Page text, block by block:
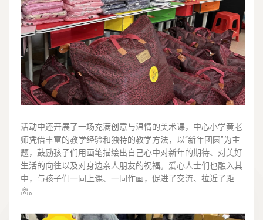
活动中还开展了一场充满创意与温情的美术课，中心小学黄老
师凭借丰富的教学经验和独特的教学方法，以“新年团圆”为主
题，鼓励孩子们用画笔描绘出自己心中对新年的期待、对美好
生活的向往以及对身边亲人朋友的祝福。爱心人士们也融入其
中，与孩子们一同上课、一同作画，促进了交流、拉近了距
离。